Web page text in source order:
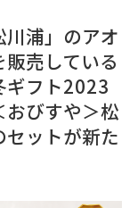
川浦」のアオ
売している
ギフト2023
びすや＞松
ットが新た